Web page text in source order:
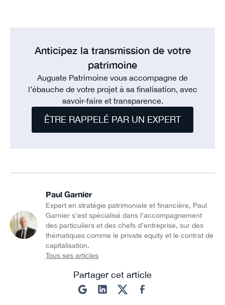
Anticipez la transmission de votre
patrimoine
Auguste Patrimoine vous accompagne de
l’ébauche de votre projet à sa finalisation, avec
savoir-faire et transparence.
ÊTRE RAPPELÉ PAR UN EXPERT
Paul Garnier
Expert en stratégie patrimoniale et financière, Paul
Garnier s'est spécialisé dans l’accompagnement
des particuliers et des chefs d’entreprise, sur des
thématiques comme le private equity et le contrat de
capitalisation.
Tous ses articles
Partager cet article